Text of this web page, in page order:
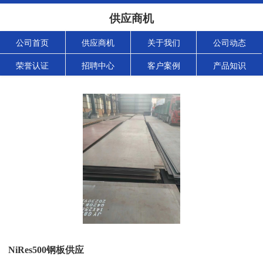
供应商机
公司首页 供应商机 关于我们 公司动态
荣誉认证 招聘中心 客户案例 产品知识
NiRes500钢板供应